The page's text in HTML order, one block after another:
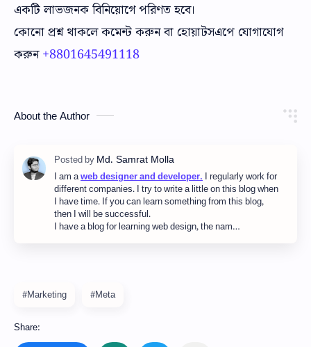
একটি লাভজনক বিনিয়োগে পরিণত হবে।
কোনো প্রশ্ন থাকলে কমেন্ট করুন বা হোয়াটসএপে যোগাযোগ
করুন +8801645491118
About the Author
I am aweb designer and developer. I regularly work for
different companies. I try to write a little on this blog when
I have time. If you can learn something from this blog,
then I will be successful.
I have a blog for learning web design, the nam…
#Marketing #Meta